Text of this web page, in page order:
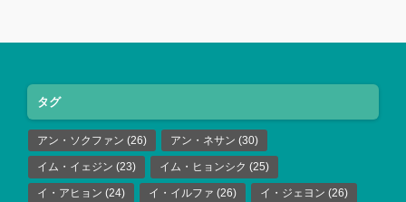
タグ
アン・ソクファン (26) アン・ネサン (30)
イム・イェジン (23) イム・ヒョンシク (25)
イ・アヒョン (24) イ・イルファ (26) イ・ジェヨン (26)